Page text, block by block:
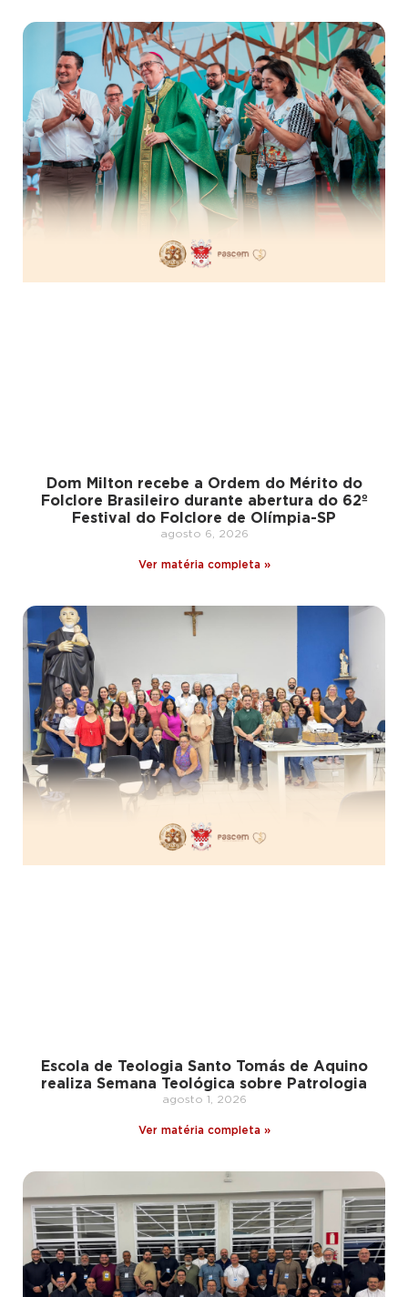
Dom Milton recebe a Ordem do Mérito do
Folclore Brasileiro durante abertura do 62º
Festival do Folclore de Olímpia-SP
agosto 6, 2026
Ver matéria completa »
Escola de Teologia Santo Tomás de Aquino
realiza Semana Teológica sobre Patrologia
agosto 1, 2026
Ver matéria completa »